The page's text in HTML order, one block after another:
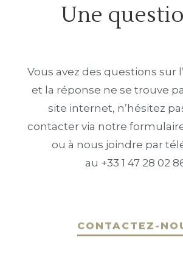
Une
Vous avez des questions sur
et la réponse ne se trouve
site internet, n’hésitez
contacter via notre
ou à nous joindre par
au +33 1 47 28 02
CONTACTEZ-